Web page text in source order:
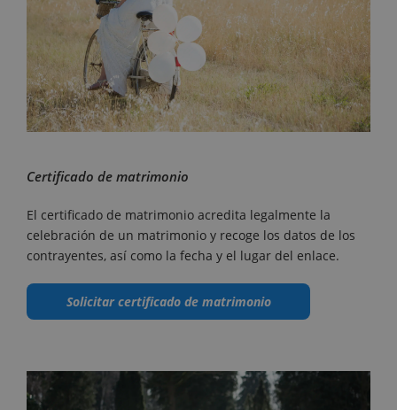
Certificado de matrimonio
El certificado de matrimonio acredita legalmente la
celebración de un matrimonio y recoge los datos de los
contrayentes, así como la fecha y el lugar del enlace.
Solicitar certificado de matrimonio